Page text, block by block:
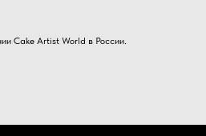
Cake Artist World в России.